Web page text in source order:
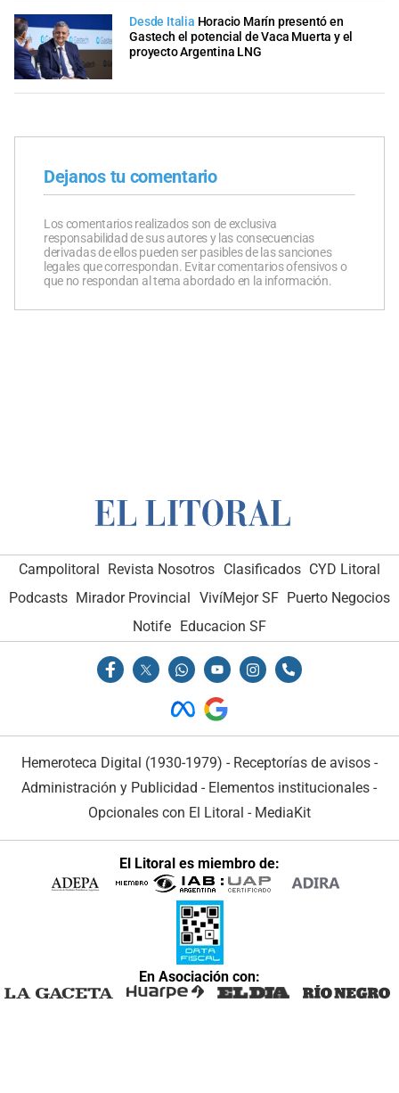
Desde Italia Horacio Marín presentó en
Gastech el potencial de Vaca Muerta y el
proyecto Argentina LNG
Dejanos tu comentario
Los comentarios realizados son de exclusiva
responsabilidad de sus autores y las consecuencias
derivadas de ellos pueden ser pasibles de las sanciones
legales que correspondan. Evitar comentarios ofensivos o
que no respondan al tema abordado en la información.
Campolitoral Revista Nosotros Clasificados CYD Litoral
Podcasts Mirador Provincial VivíMejor SF Puerto Negocios
Notife Educacion SF
Hemeroteca Digital (1930-1979) - Receptorías de avisos -
Administración y Publicidad - Elementos institucionales -
Opcionales con El Litoral - MediaKit
El Litoral es miembro de:
En Asociación con: